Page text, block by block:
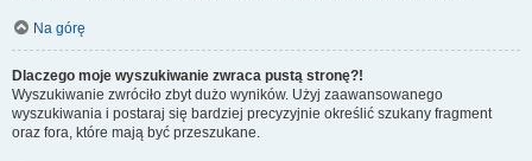
Na górę
Dlaczego moje wyszukiwanie zwraca pustą stronę?!
Wyszukiwanie zwróciło zbyt dużo wyników. Użyj zaawansowanego
wyszukiwania i postaraj się bardziej precyzyjnie określić szukany fragment
oraz fora, które mają być przeszukane.